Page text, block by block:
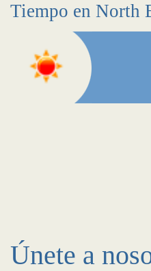
Tiempo en North
Únete a